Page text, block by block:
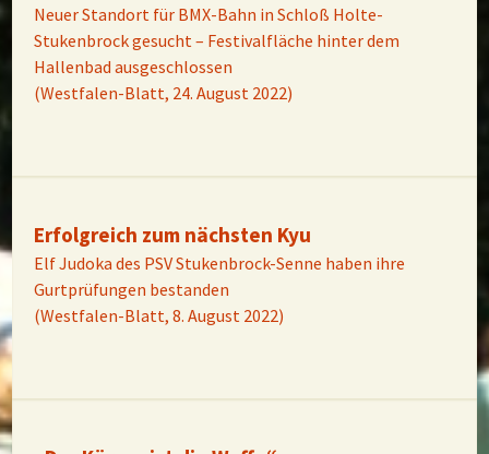
Neuer Standort für BMX-Bahn in Schloß Holte-
Stukenbrock gesucht – Festivalfläche hinter dem
Hallenbad ausgeschlossen
(Westfalen-Blatt, 24. August 2022)
Erfolgreich zum nächsten Kyu
Elf Judoka des PSV Stukenbrock-Senne haben ihre
Gurtprüfungen bestanden
(Westfalen-Blatt, 8. August 2022)